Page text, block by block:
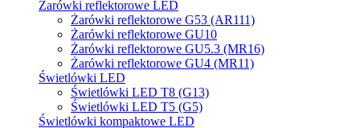
Żarówki reflektorowe LED
Żarówki reflektorowe G53 (AR111)
Żarówki reflektorowe GU10
Żarówki reflektorowe GU5.3 (MR16)
Żarówki reflektorowe GU4 (MR11)
Świetlówki LED
Świetlówki LED T8 (G13)
Świetlówki LED T5 (G5)
Świetlówki kompaktowe LED